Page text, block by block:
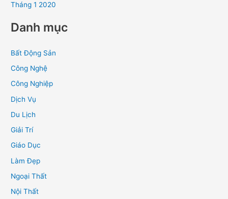
Tháng 1 2020
Danh mục
Bất Động Sản
Công Nghệ
Công Nghiệp
Dịch Vụ
Du Lịch
Giải Trí
Giáo Dục
Làm Đẹp
Ngoại Thất
Nội Thất